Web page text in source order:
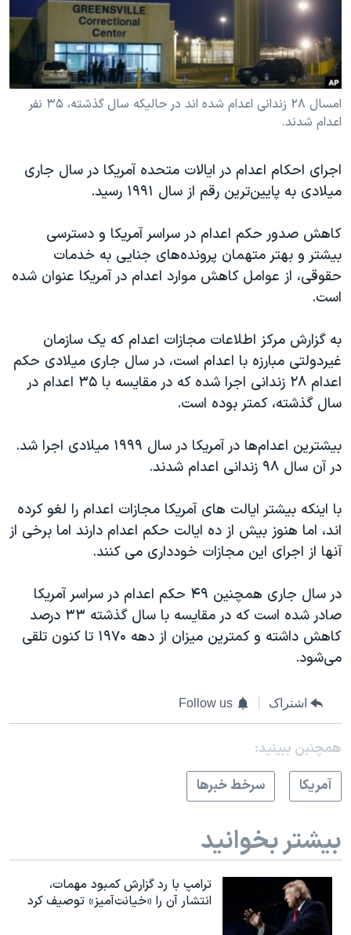
فرهنگ و زندگی
حقوق شهروندی
اقتصادی
علم و فناوری
اسرائیل در جنگ
آرشیو پخش زنده
مستندها
انتخابات ریاست جمهوری آمریکا ۲۰۲۴
حمله جمهوری اسلامی به اسرائیل
رمز مهسا
ورزش زنان در ایران
مجموعه مستندهای دادخواهی
دادگاه حمید نوری
چهل سال گروگان‌گیری
قانون شفافیت دارائی کادر رهبری ایران
اسرائیل در جنگ
نرگس محمدی برنده جایزه نوبل صلح
همایش محافظه‌کاران آمریکا «سی‌پک»
صفحه‌های ویژه
سفر پرزیدنت ترامپ به چین
دنبال کنید
زبانهای مختلف
امسال ۲۸ زندانی اعدام شده اند در حالیکه سال گذشته، ۳۵ نفر
اعدام شدند.
اجرای احکام اعدام در ایالات متحده آمریکا در سال جاری
میلادی به پایین‌ترین رقم از سال ۱۹۹۱ رسید.
کاهش صدور حکم اعدام در سراسر آمریکا و دسترسی
بیشتر و بهتر متهمان پرونده‌های جنایی به خدمات
حقوقی، از عوامل کاهش موارد اعدام در آمریکا عنوان شده
است.
به گزارش مرکز اطلاعات مجازات اعدام که یک سازمان
غیردولتی مبارزه با اعدام است، در سال جاری میلادی حکم
اعدام ۲۸ زندانی اجرا شده که در مقایسه با ۳۵ اعدام در
سال گذشته، کمتر بوده است.
بیشترین اعدام‌ها در آمریکا در سال ۱۹۹۹ میلادی اجرا شد.
در آن سال ۹۸ زندانی اعدام شدند.
با اینکه بیشتر ایالت های آمریکا مجازات اعدام را لغو کرده
اند، اما هنوز بیش از ده ایالت حکم اعدام دارند اما برخی از
آنها از اجرای این مجازات خودداری می کنند.
در سال جاری همچنین ۴۹ حکم اعدام در سراسر آمریکا
صادر شده است که در مقایسه با سال گذشته ۳۳ درصد
کاهش داشته و کمترین میزان از دهه ۱۹۷۰ تا کنون تلقی
می‌شود.
اشتراک Follow us
همچنبن ببینید:
آمريکا
سرخط خبرها
بیشتر بخوانید
ترامپ با رد گزارش کمبود مهمات،
انتشار آن را «خیانت‌آمیز» توصیف کرد